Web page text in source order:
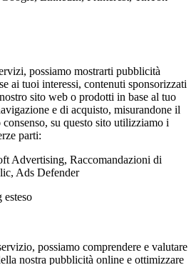
possiamo mostrarti pubblicità
ai tuoi interessi, contenuti sponsorizzati
sito web o prodotti in base al tuo
e di acquisto, misurandone il
su questo sito utilizziamo i
parti:
Advertising, Raccomandazioni di
Ads Defender
esteso
possiamo comprendere e valutare
nostra pubblicità online e ottimizzare